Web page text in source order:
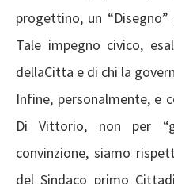
progettino, un
Tale impegno civico,
dellaCitta e di chi la
Infine, personalmente, e
Di Vittorio, non per
convinzione, siamo
del Sindaco primo